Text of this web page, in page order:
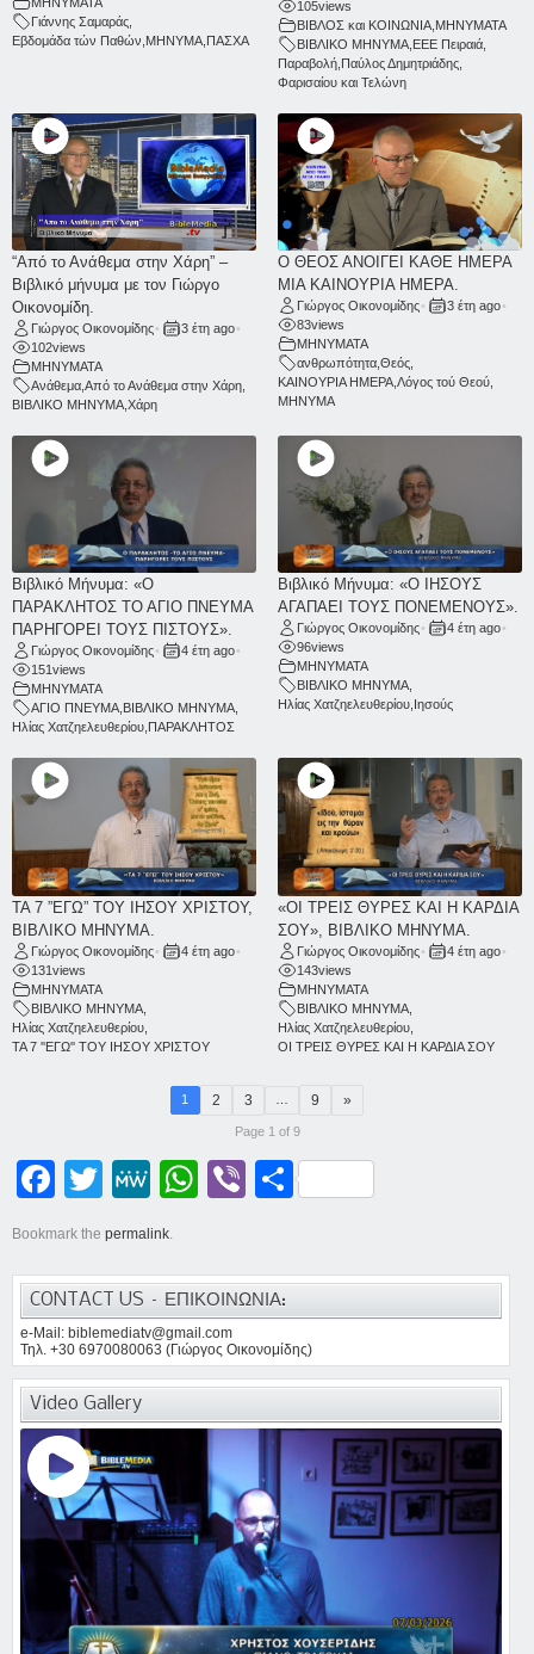
Γιάννης Σαμαράς
Εβδομάδα τών Παθών ΜΗΝΥΜΑ ΠΑΣΧΑ
105views
ΒΙΒΛΟΣ και ΚΟΙΝΩΝΙΑ ΜΗΝΥΜΑΤΑ
ΒΙΒΛΙΚΟ ΜΗΝΥΜΑ ΕΕΕ Πειραιά
Παραβολή Παύλος Δημητριάδης
Φαρισαίου και Τελώνη
“Από το Ανάθεμα στην Χάρη” –
Βιβλικό μήνυμα με τον Γιώργο
Οικονομίδη.
Γιώργος Οικονομίδης• 3 έτη ago•
102views
ΜΗΝΥΜΑΤΑ
Ανάθεμα Από το Ανάθεμα στην Χάρη
ΒΙΒΛΙΚΟ ΜΗΝΥΜΑ Χάρη
Ο ΘΕΟΣ ΑΝΟΙΓΕΙ ΚΑΘΕ ΗΜΕΡΑ
ΜΙΑ ΚΑΙΝΟΥΡΙΑ ΗΜΕΡΑ.
Γιώργος Οικονομίδης• 3 έτη ago•
83views
ΜΗΝΥΜΑΤΑ
ανθρωπότητα Θεός
ΚΑΙΝΟΥΡΙΑ ΗΜΕΡΑ Λόγος τού Θεού
ΜΗΝΥΜΑ
Βιβλικό Μήνυμα: «Ο
ΠΑΡΑΚΛΗΤΟΣ ΤΟ ΑΓΙΟ ΠΝΕΥΜΑ
ΠΑΡΗΓΟΡΕΙ ΤΟΥΣ ΠΙΣΤΟΥΣ».
Γιώργος Οικονομίδης• 4 έτη ago•
151 views
ΜΗΝΥΜΑΤΑ
ΑΓΙΟ ΠΝΕΥΜΑ ΒΙΒΛΙΚΟ ΜΗΝΥΜΑ
Ηλίας Χατζηελευθερίου ΠΑΡΑΚΛΗΤΟΣ
Βιβλικό Μήνυμα: «Ο ΙΗΣΟΥΣ
ΑΓΑΠΑΕΙ ΤΟΥΣ ΠΟΝΕΜΕΝΟΥΣ».
Γιώργος Οικονομίδης• 4 έτη ago•
96views
ΜΗΝΥΜΑΤΑ
ΒΙΒΛΙΚΟ ΜΗΝΥΜΑ
Ηλίας Χατζηελευθερίου Ιησούς
ΤΑ 7 ”ΕΓΩ” ΤΟΥ ΙΗΣΟΥ ΧΡΙΣΤΟΥ,
ΒΙΒΛΙΚΟ ΜΗΝΥΜΑ.
Γιώργος Οικονομίδης• 4 έτη ago•
131views
ΜΗΝΥΜΑΤΑ
ΒΙΒΛΙΚΟ ΜΗΝΥΜΑ
Ηλίας Χατζηελευθερίου
ΤΑ 7 ''ΕΓΩ'' ΤΟΥ ΙΗΣΟΥ ΧΡΙΣΤΟΥ
«ΟΙ ΤΡΕΙΣ ΘΥΡΕΣ ΚΑΙ Η ΚΑΡΔΙΑ
ΣΟΥ», ΒΙΒΛΙΚΟ ΜΗΝΥΜΑ.
Γιώργος Οικονομίδης• 4 έτη ago•
143views
ΜΗΝΥΜΑΤΑ
ΒΙΒΛΙΚΟ ΜΗΝΥΜΑ
Ηλίας Χατζηελευθερίου
ΟΙ ΤΡΕΙΣ ΘΥΡΕΣ ΚΑΙ Η ΚΑΡΔΙΑ ΣΟΥ
1 2 3 9 »
Page 1 of 9
Facebook Twitter MeWe WhatsAppViber Μοιραστείτε
Bookmark the permalink.
CONTACT US – ΕΠΙΚΟΙΝΩΝΙΑ:
e-Mail: biblemediatv@gmail.com
Τηλ. +30 6970080063 (Γιώργος Οικονομίδης)
Video Gallery